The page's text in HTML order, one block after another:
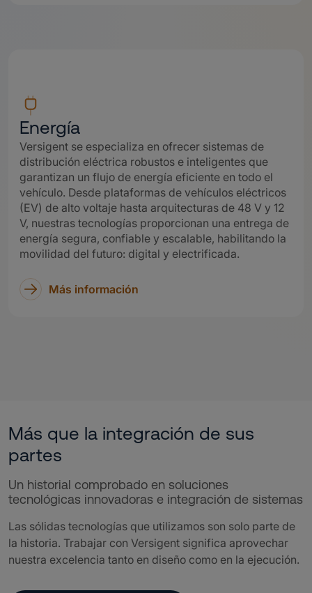
Energía
Versigent se especializa en ofrecer sistemas de
distribución eléctrica robustos e inteligentes que
garantizan un flujo de energía eficiente en todo el
vehículo. Desde plataformas de vehículos eléctricos
(EV) de alto voltaje hasta arquitecturas de 48 V y 12
V, nuestras tecnologías proporcionan una entrega de
energía segura, confiable y escalable, habilitando la
movilidad del futuro: digital y electrificada.
Más información
Más que la integración de sus
partes
Un historial comprobado en soluciones
tecnológicas innovadoras e integración de sistemas
Las sólidas tecnologías que utilizamos son solo parte de
la historia. Trabajar con Versigent significa aprovechar
nuestra excelencia tanto en diseño como en la ejecución.